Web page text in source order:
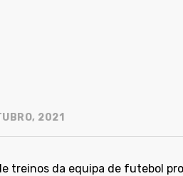
2021
treinos da equipa de futebol